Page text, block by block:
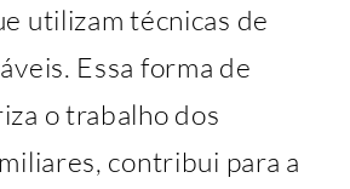
utilizam técnicas de
Essa forma de
o trabalho dos
contribui para a